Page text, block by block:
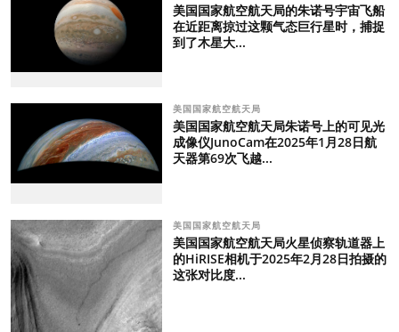
美国国家航空航天局的朱诺号宇宙飞船
在近距离掠过这颗气态巨行星时，捕捉
到了木星大...
美国国家航空航天局
美国国家航空航天局朱诺号上的可见光
成像仪JunoCam在2025年1月28日航
天器第69次飞越...
美国国家航空航天局
美国国家航空航天局火星侦察轨道器上
的HiRISE相机于2025年2月28日拍摄的
这张对比度...